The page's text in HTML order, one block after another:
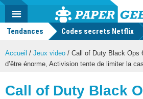
Actu
geek
MENU
Tendances Codes secrets Netflix
Accueil / Jeux video / Call of Duty Black Ops
d’être énorme, Activision tente de limiter la
Call of Duty Black
Mode
FacebookTwitter